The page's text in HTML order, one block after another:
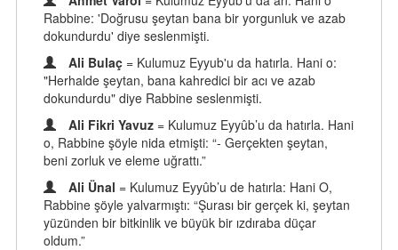
Rabbine: 'Doğrusu şeytan bana bir yorgunluk ve azab
dokundurdu' diye seslenmişti.
Ali Bulaç = Kulumuz Eyyub'u da hatırla. Hani o:
"Herhalde şeytan, bana kahredici bir acı ve azab
dokundurdu" diye Rabbine seslenmişti.
Ali Fikri Yavuz = Kulumuz Eyyûb’u da hatırla. Hani
o, Rabbine şöyle nida etmişti: “- Gerçekten şeytan,
beni zorluk ve eleme uğrattı.”
Ali Ünal = Kulumuz Eyyûb’u de hatırla: Hani O,
Rabbine şöyle yalvarmıştı: “Şurası bir gerçek ki, şeytan
yüzünden bir bitkinlik ve büyük bir ızdıraba düçar
oldum.”